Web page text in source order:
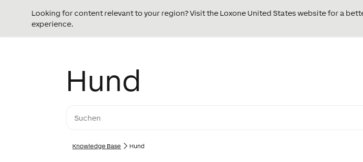
Looking for content relevant to your region? Visit the Loxone United States website for a
experience.
Hund
Knowledge Base Hund